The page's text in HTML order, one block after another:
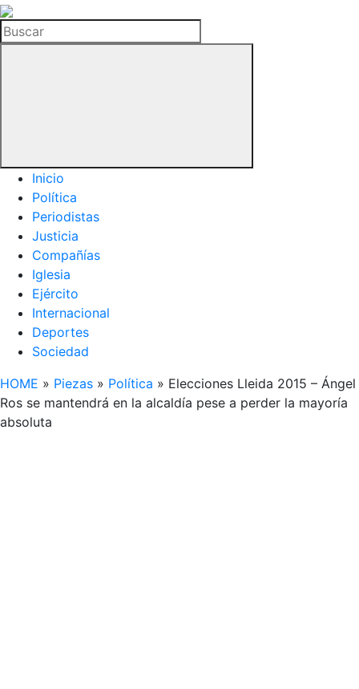
La
Hemeroteca
del
Buscar
Inicio
Política
Periodistas
Justicia
Compañías
Iglesia
Ejército
Internacional
Deportes
Sociedad
HOME » Piezas » Política » Elecciones Lleida 2015 – Ángel
Ros se mantendrá en la alcaldía pese a perder la mayoría
absoluta